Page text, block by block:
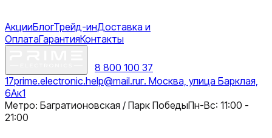
АкцииБлогТрейд-инДоставка и
ОплатаГарантияКонтакты
8 800 100 37
17prime.electronic.help@mail.ruг. Москва, улица Барклая,
6Ак1
Метро: Багратионовская / Парк ПобедыПн-Вс: 11:00 -
21:00